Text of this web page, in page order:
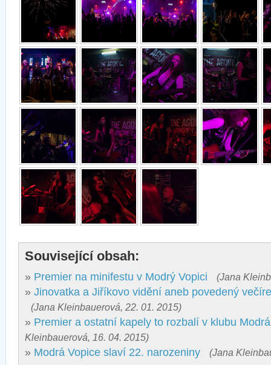
Související obsah:
» Premier na minifestu v Modrý Vopici (Jana
» Jinovatka a Jiříkovo vidění aneb povedený
(Jana Kleinbauerová, 22. 01. 2015)
» Premier a ostatní kapely to rozbalí v klubu
Kleinbauerová, 16. 04. 2015)
» Modrá Vopice slaví 22. narozeniny (Jana